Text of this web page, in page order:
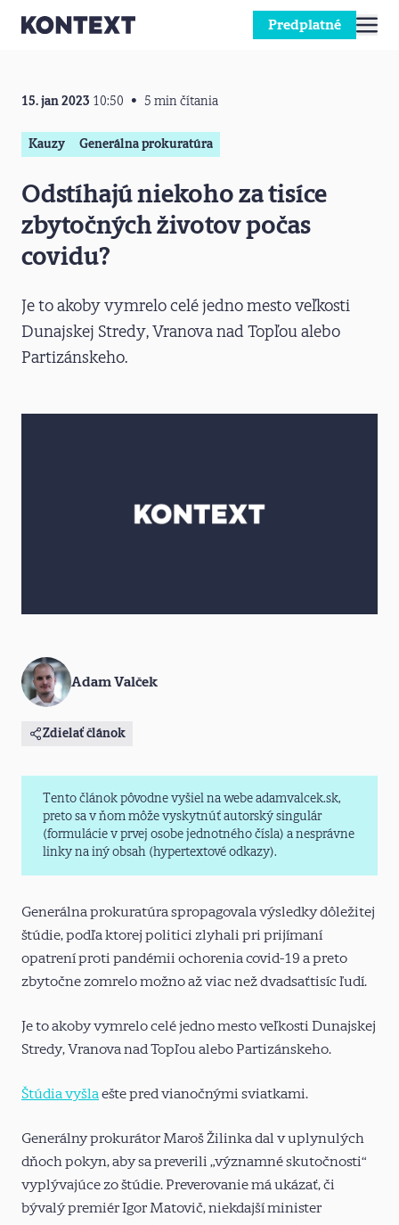
Predplatné
15. jan 2023 10:50 5 min čítania
Kauzy Generálna prokuratúra
Odstíhajú niekoho za tisíce
zbytočných životov počas
covidu?
Je to akoby vymrelo celé jedno mesto veľkosti
Dunajskej Stredy, Vranova nad Topľou alebo
Partizánskeho.
Adam Valček
Zdielať článok
Tento článok pôvodne vyšiel na webe adamvalcek.sk,
preto sa v ňom môže vyskytnúť autorský singulár
(formulácie v prvej osobe jednotného čísla) a nesprávne
linky na iný obsah (hypertextové odkazy).
Generálna prokuratúra spropagovala výsledky dôležitej
štúdie, podľa ktorej politici zlyhali pri prijímaní
opatrení proti pandémii ochorenia covid-19 a preto
zbytočne zomrelo možno až viac než dvadsaťtisíc ľudí.
Je to akoby vymrelo celé jedno mesto veľkosti Dunajskej
Stredy, Vranova nad Topľou alebo Partizánskeho.
Štúdia vyšlaešte pred vianočnými sviatkami.
Generálny prokurátor Maroš Žilinka dal v uplynulých
dňoch pokyn, aby sa preverili „významné skutočnosti“
vyplývajúce zo štúdie. Preverovanie má ukázať, či
bývalý premiér Igor Matovič, niekdajší minister